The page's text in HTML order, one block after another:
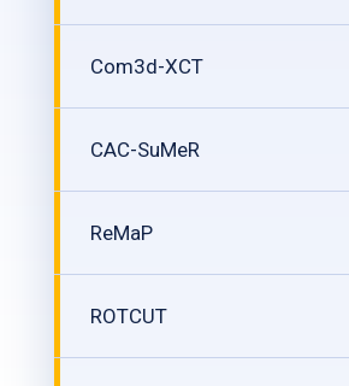
Com3d-XCT
CAC-SuMeR
ReMaP
ROTCUT